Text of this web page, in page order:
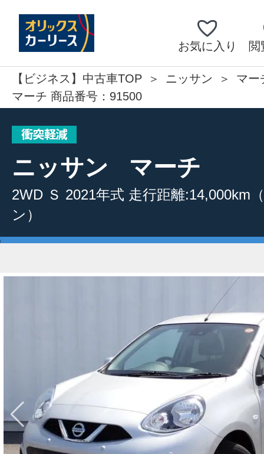
お気に入り 閲
【ビジネス】中古車TOP ニッサン
マー
マーチ 商品番号：91500
ニッサン マーチ
2WD Ｓ 2021年式 走行距離:14,000km
ン）